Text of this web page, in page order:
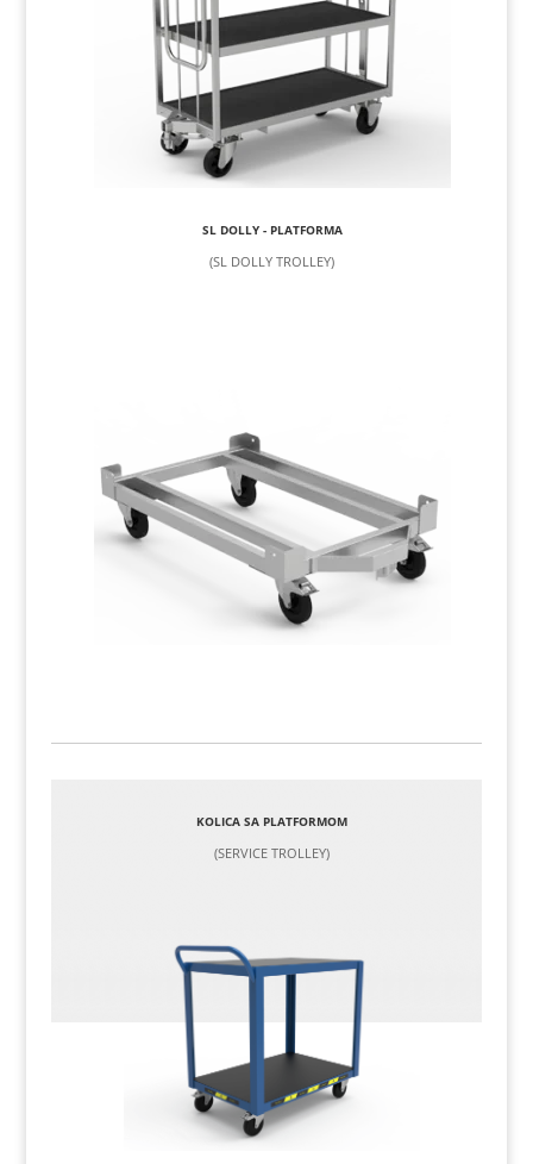
SL DOLLY - PLATFORMA
(SL DOLLY TROLLEY)
KOLICA SA PLATFORMOM
(SERVICE TROLLEY)